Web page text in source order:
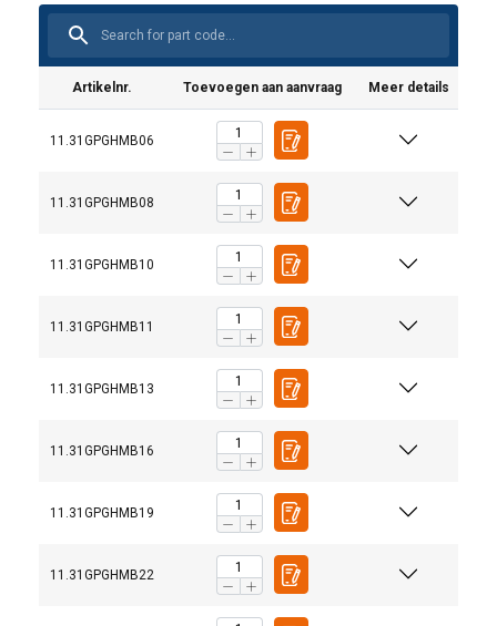
Artikelnr. Toevoegen aan aanvraag Meer details
11.31GPGHMB06
11.31GPGHMB08
11.31GPGHMB10
11.31GPGHMB11
11.31GPGHMB13
11.31GPGHMB16
11.31GPGHMB19
11.31GPGHMB22